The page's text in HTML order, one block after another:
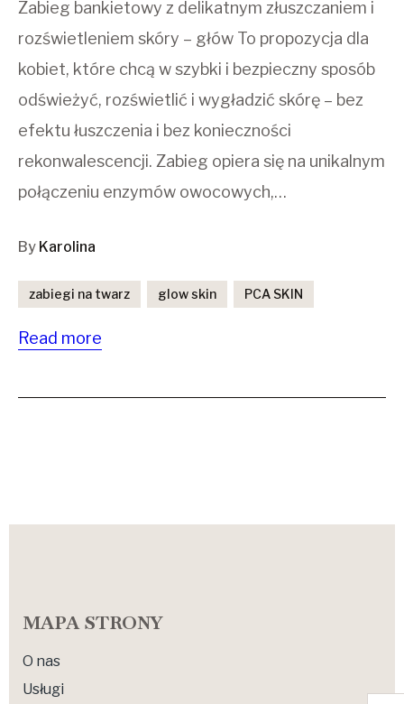
Zabieg bankietowy z delikatnym złuszczaniem i
rozświetleniem skóry – głów To propozycja dla
kobiet, które chcą w szybki i bezpieczny sposób
odświeżyć, rozświetlić i wygładzić skórę – bez
efektu łuszczenia i bez konieczności
rekonwalescencji. Zabieg opiera się na unikalnym
połączeniu enzymów owocowych,…
By Karolina
zabiegi na twarz glow skin PCA SKIN
Read more
MAPA STRONY
O nas
Usługi